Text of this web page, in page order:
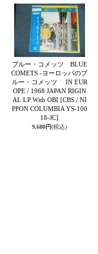
ブルー・コメッツ BLUE
COMETS -ヨーロッパのブ
ルー・コメッツ IN EUR
OPE / 1968 JAPAN RIGIN
AL LP With OBI [CBS / NI
PPON COLUMBIA YS-100
18-JC]
9,680円(税込)